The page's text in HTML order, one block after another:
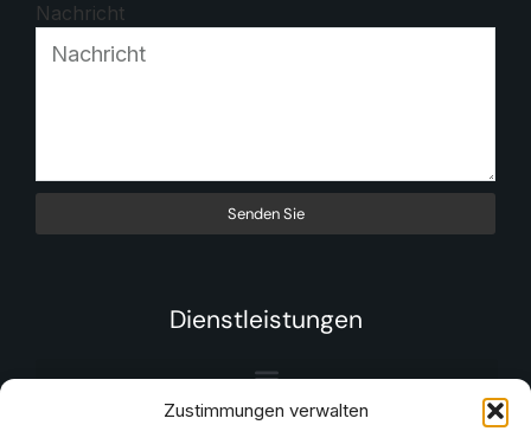
Zustimmungen verwalten
Nachricht
Senden Sie
Dienstleistungen